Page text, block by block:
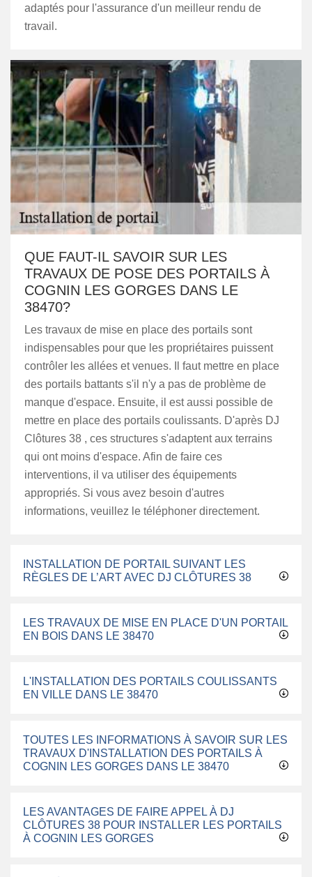
adaptés pour l'assurance d'un meilleur rendu de
travail.
QUE FAUT-IL SAVOIR SUR LES
TRAVAUX DE POSE DES PORTAILS À
COGNIN LES GORGES DANS LE
38470?
Les travaux de mise en place des portails sont
indispensables pour que les propriétaires puissent
contrôler les allées et venues. Il faut mettre en place
des portails battants s'il n'y a pas de problème de
manque d'espace. Ensuite, il est aussi possible de
mettre en place des portails coulissants. D'après DJ
Clôtures 38 , ces structures s'adaptent aux terrains
qui ont moins d'espace. Afin de faire ces
interventions, il va utiliser des équipements
appropriés. Si vous avez besoin d'autres
informations, veuillez le téléphoner directement.
INSTALLATION DE PORTAIL SUIVANT LES
RÈGLES DE L’ART AVEC DJ CLÔTURES 38
LES TRAVAUX DE MISE EN PLACE D'UN PORTAIL
EN BOIS DANS LE 38470
L'INSTALLATION DES PORTAILS COULISSANTS
EN VILLE DANS LE 38470
TOUTES LES INFORMATIONS À SAVOIR SUR LES
TRAVAUX D'INSTALLATION DES PORTAILS À
COGNIN LES GORGES DANS LE 38470
LES AVANTAGES DE FAIRE APPEL À DJ
CLÔTURES 38 POUR INSTALLER LES PORTAILS
À COGNIN LES GORGES